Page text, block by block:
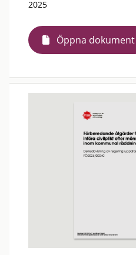
2025
Öppna dokument